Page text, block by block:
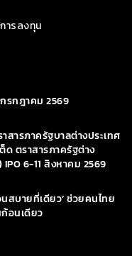
ารลงทุน
รกฎาคม 2569
สารภาครัฐบาลต่างประเทศ
ด ตราสารภาครัฐต่าง
IPO 6-11 สิงหาคม 2569
สบายที่เดียว’ ช่วยคนไทย
อนเดียว